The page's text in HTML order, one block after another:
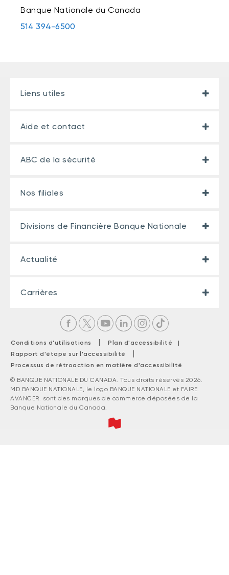
Banque Nationale du Canada
514 394-6500
Liens utiles
Aide et contact
ABC de la sécurité
Nos filiales
Divisions de Financière Banque Nationale
Actualité
Carrières
Conditions d'utilisations |
Plan d'accessibilité |
Rapport d'étape sur l'accessibilité
|
Processus de rétroaction en matière d'accessibilité
© BANQUE NATIONALE DU CANADA. Tous droits réservés 2026.
MD BANQUE NATIONALE, le logo BANQUE NATIONALE et FAIRE.
AVANCER. sont des marques de commerce déposées de la
Banque Nationale du Canada.